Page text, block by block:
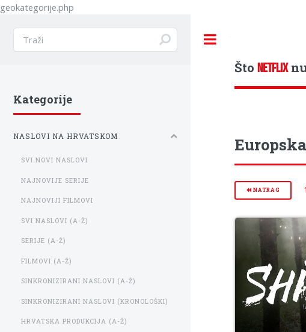
geokategorije.php
ŠtoNETFLIX
NATRAG
Kategorije
NASLOVI NA HRVATSKOM
SVI NOVI NASLOVI
NAJNOVIJE SERIJE
NAJNOVIJI FILMOVI
SVI NASLOVI (A-Ž)
SERIJE (A-Ž)
FILMOVI (A-Ž)
SINKRONIZIRANI NASLOVI (A-Ž)
SINKRONIZIRANI NASLOVI (KRONOLOŠKI)
HRVATSKA PRODUKCIJA (A-Ž)
Toggle